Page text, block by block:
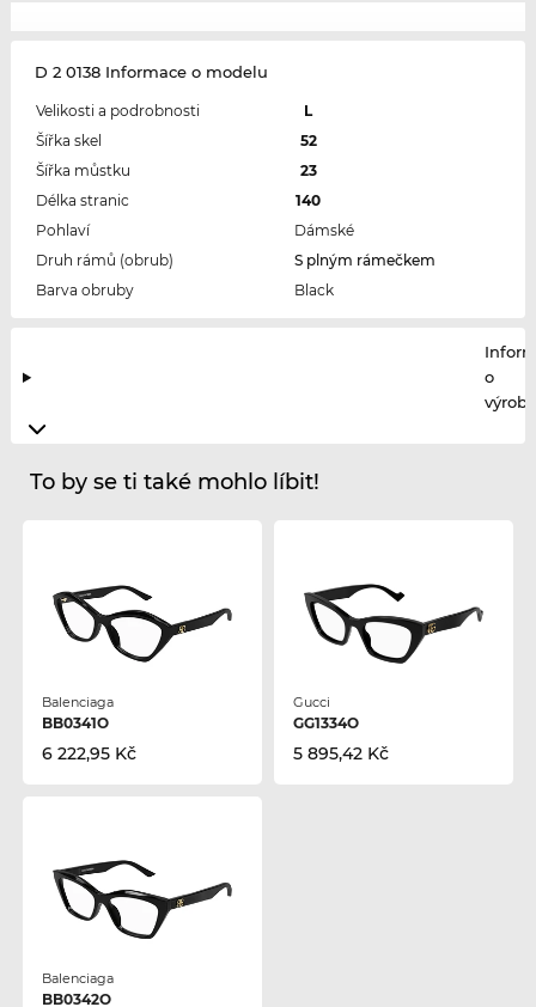
D 2 0138 Informace o modelu
Velikosti a podrobnosti
L
Šířka skel
52
Šířka můstku
23
Délka stranic
140
Pohlaví
Dámské
Druh rámů (obrub)
S plným rámečkem
Barva obruby
Black
o
To by se ti také mohlo líbit!
Balenciaga
BB0341O
6 222,95 Kč
Gucci
GG1334O
5 895,42 Kč
Balenciaga
BB0342O